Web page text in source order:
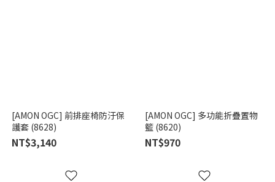
[AMON OGC] 前排座椅防汙保
護套 (8628)
NT$3,140
[AMON OGC] 多功能折疊置物
籃 (8620)
NT$970